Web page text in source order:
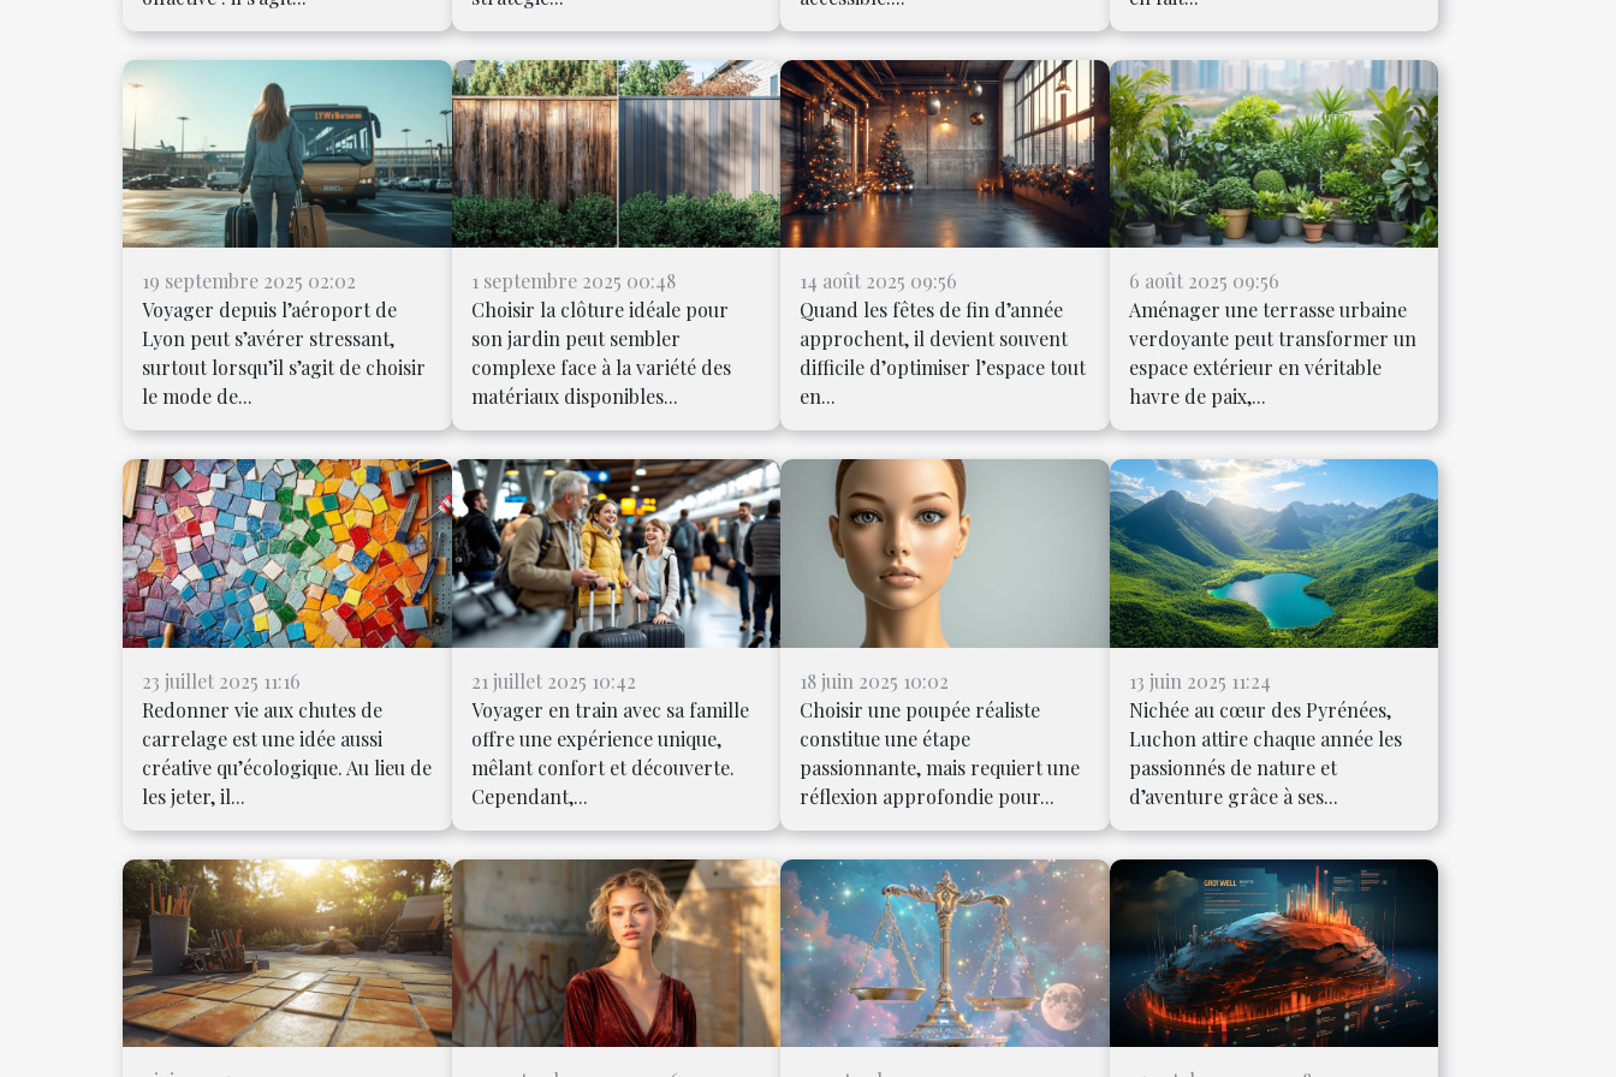
19 septembre 2025 02:02
Voyager depuis l’aéroport de
Lyon peut s’avérer stressant,
surtout lorsqu’il s’agit de choisir
le mode de...
1 septembre 2025 00:48
Choisir la clôture idéale pour
son jardin peut sembler
complexe face à la variété des
matériaux disponibles...
14 août 2025 09:56
Quand les fêtes de fin d’année
approchent, il devient souvent
difficile d’optimiser l’espace tout
en...
6 août 2025 09:56
Aménager une terrasse urbaine
verdoyante peut transformer un
espace extérieur en véritable
havre de paix,...
23 juillet 2025 11:16
Redonner vie aux chutes de
carrelage est une idée aussi
créative qu’écologique. Au lieu de
les jeter, il...
21 juillet 2025 10:42
Voyager en train avec sa famille
offre une expérience unique,
mêlant confort et découverte.
Cependant,...
18 juin 2025 10:02
Choisir une poupée réaliste
constitue une étape
passionnante, mais requiert une
réflexion approfondie pour...
13 juin 2025 11:24
Nichée au cœur des Pyrénées,
Luchon attire chaque année les
passionnés de nature et
d’aventure grâce à ses...